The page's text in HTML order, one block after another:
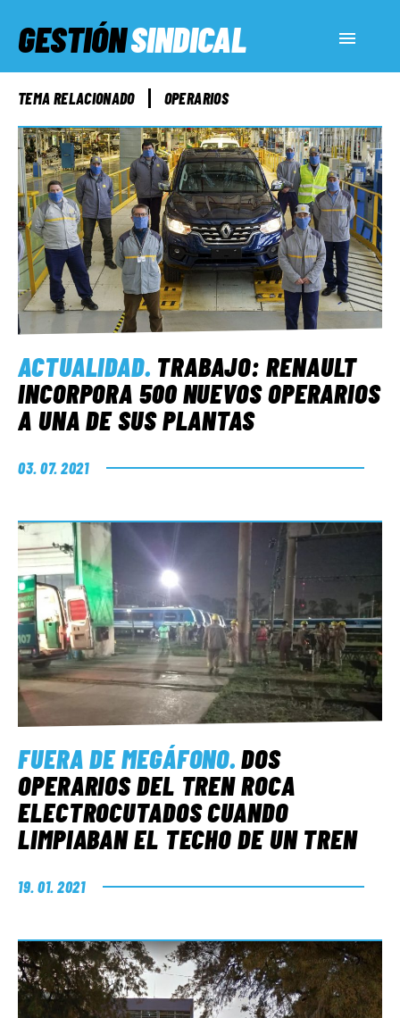
GESTIÓNSINDICAL
ACTUALIDAD
SERVICIOS SOCIALES
INFORMES ESPECIALES
FUERA DE MEGÁFONO
EL LADO «G»
TEMA RELACIONADO OPERARIOS
ACTUALIDAD. TRABAJO: RENAULT
INCORPORA 500 NUEVOS OPERARIOS
A UNA DE SUS PLANTAS
03. 07. 2021
FUERA DE MEGÁFONO. DOS
OPERARIOS DEL TREN ROCA
ELECTROCUTADOS CUANDO
LIMPIABAN EL TECHO DE UN TREN
19. 01. 2021